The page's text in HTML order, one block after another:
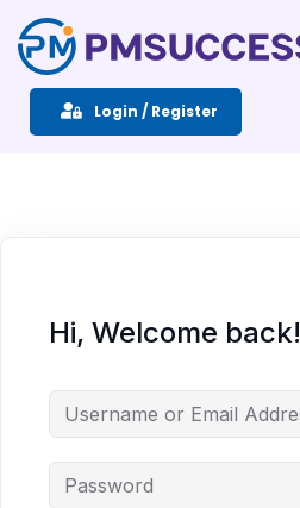
Login / Register
Hi, Welcome back!
Sign in
Sign in
Remember me